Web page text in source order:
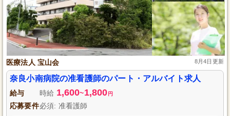
医療法人 宝山会 8月4日更新
奈良小南病院の准看護師のパート・アルバイト求人
給与 時給 1,600~1,800 円
応募要件必須: 准看護師